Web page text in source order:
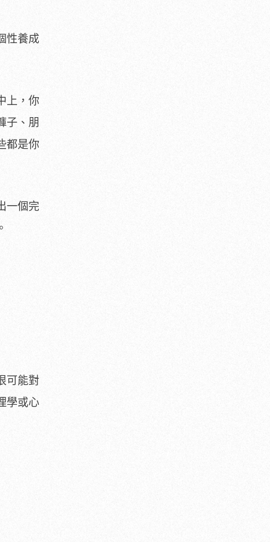
性養成
上，你
子、朋
都是你
一個完
可能對
學或心